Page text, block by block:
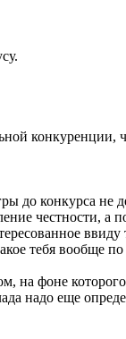
конкуренции,
до конкурса не
честности, а
ввиду
тебя вообще
на фоне
надо еще